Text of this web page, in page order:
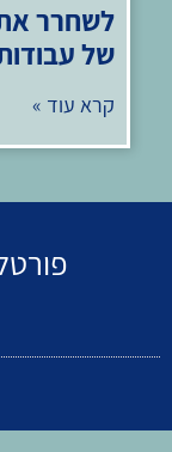
לשחרר את
של
קרא עוד »